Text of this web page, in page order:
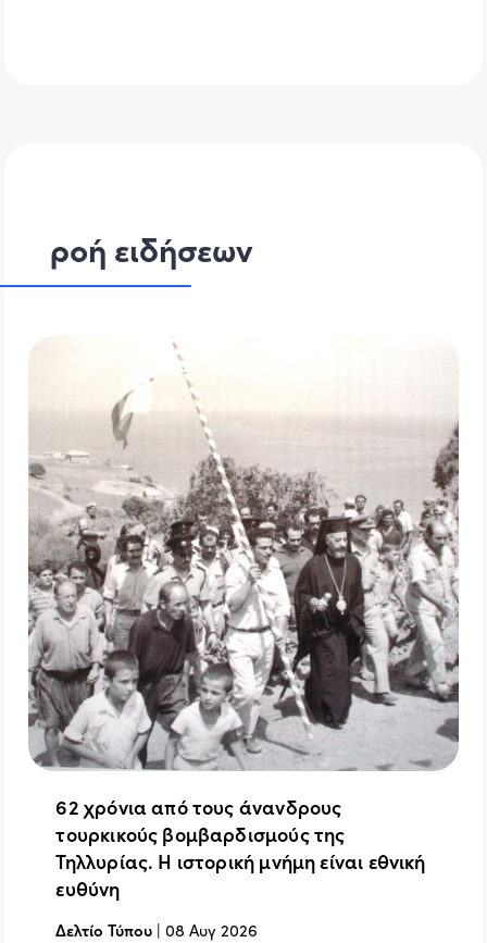
ροή ειδήσεων
62 χρόνια από τους άνανδρους
τουρκικούς βομβαρδισμούς της
Τηλλυρίας. Η ιστορική μνήμη είναι εθνική
ευθύνη
Δελτίο Τύπου |08 Αυγ 2026